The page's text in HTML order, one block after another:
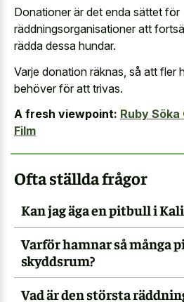
Donationer är det enda sättet för
räddningsorganisationer att
rädda dessa hundar.
Varje donation räknas, så att fler
behöver för att trivas.
A fresh viewpoint: Ruby Söka
Film
Ofta ställda frågor
Kan jag äga en pitbull i
Varför hamnar så många
skyddsrum?
Vad är den största